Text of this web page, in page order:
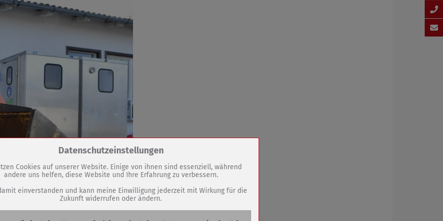
Zum Betrieb der Seite notwendige Cookies / Drittanbieter:
PHP Session Cookie
Eigentümer dieser Website (Wenko-Wenselaar GmbH & Co. KG)
Absicherung Kontaktformular / SPAM Schutz
PHPSESSID, fe_typo_user
Datenschutzeinstellungen
Cookies auf unserer Website. Einige von ihnen sind essenziell, während
andere uns helfen, diese Website und Ihre Erfahrung zu verbessern.
einverstanden und kann meine Einwilligung jederzeit mit Wirkung für die
Zukunft widerrufen oder ändern.